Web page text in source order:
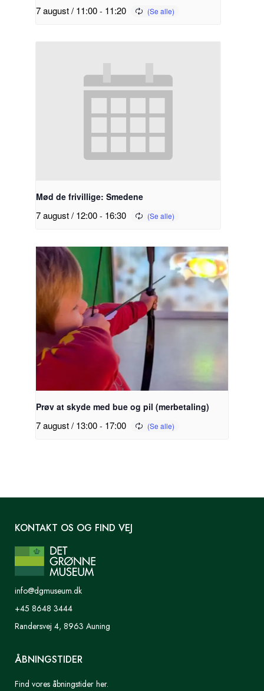
7 august / 11:00- 11:20
Mød de frivillige: Smedene
7 august / 12:00- 16:30
Prøv at skyde med bue og pil (merbetaling)
7 august / 13:00- 17:00
KONTAKT OS OG FIND VEJ
info@dgmuseum.dk
+45 8648 3444
Randersvej 4, 8963 Auning
ÅBNINGSTIDER
Find vores åbningstider her.